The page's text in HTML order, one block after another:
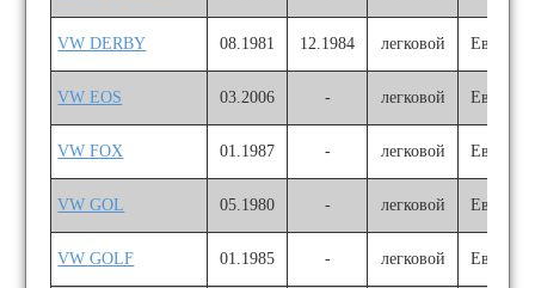
VW DERBY 08.1981 12.1984 легковой Европа
VW EOS 03.2006 - легковой Европа
VW FOX 01.1987 - легковой Европа
VW GOL 05.1980 - легковой Европа
VW GOLF 01.1985 - легковой Европа